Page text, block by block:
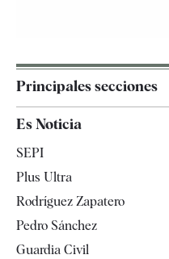
Principales secciones
España
Televisión
Es Noticia
SEPI
Plus Ultra
Rodríguez Zapatero
Pedro Sánchez
Guardia Civil